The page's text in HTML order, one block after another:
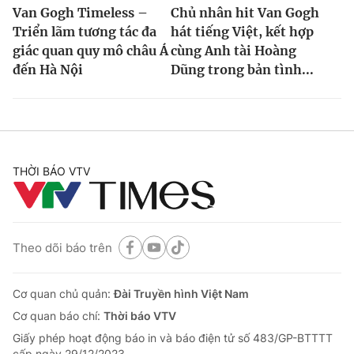
Van Gogh Timeless –
Triển lãm tương tác đa
giác quan quy mô châu Á
đến Hà Nội
Chủ nhân hit Van Gogh
hát tiếng Việt, kết hợp
cùng Anh tài Hoàng
Dũng trong bản tình...
THỜI BÁO VTV
Theo dõi báo trên
Cơ quan chủ quản:Đài Truyền hình Việt Nam
Cơ quan báo chí: Thời báo VTV
Giấy phép hoạt động báo in và báo điện tử số 483/GP-BTTTT